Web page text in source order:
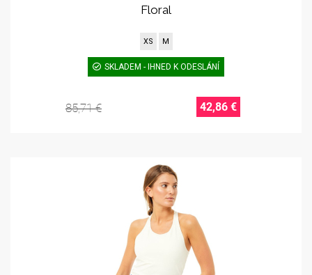
Floral
XS M
SKLADEM - IHNED K ODESLÁNÍ
85,71 € 42,86 €